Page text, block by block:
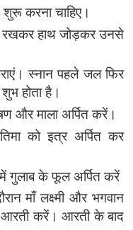
करना चाहिए।
रखकर हाथ जोड़कर उनसे
स्नान पहले जल फिर
होता है।
और माला अर्पित करें।
को इत्र अर्पित कर
गुलाब के फूल अर्पित करें
माँ लक्ष्मी और भगवान
करें। आरती के बाद